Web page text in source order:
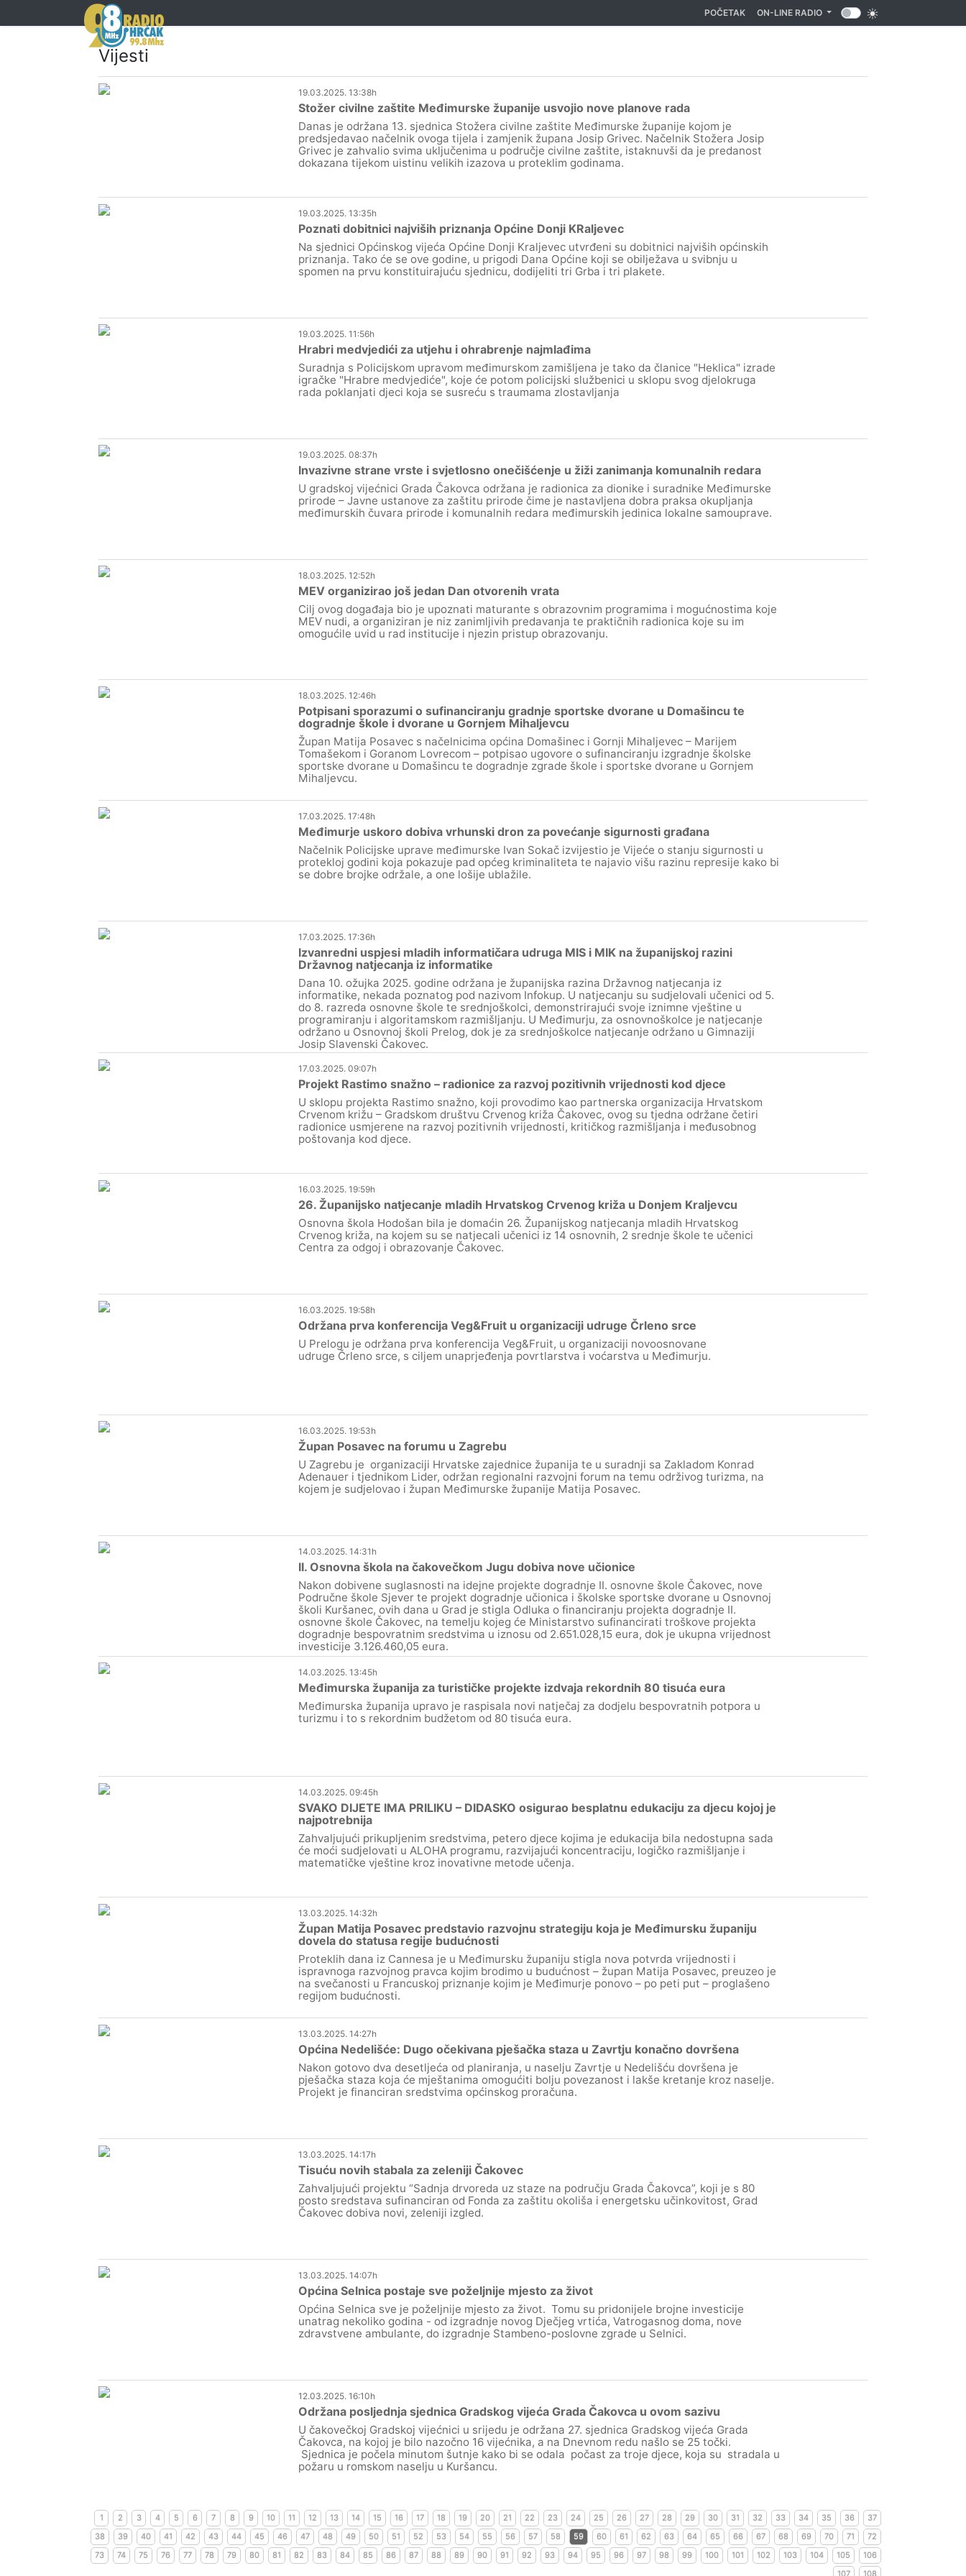
POČETAK(CURRENT)
ON-LINE RADIO
Vijesti
19.03.2025. 13:38h
Stožer civilne zaštite Međimurske županije usvojio nove planove rada
Danas je održana 13. sjednica Stožera civilne zaštite Međimurske županije kojom je
predsjedavao načelnik ovoga tijela i zamjenik župana Josip Grivec. Načelnik Stožera Josip
Grivec je zahvalio svima uključenima u područje civilne zaštite, istaknuvši da je predanost
dokazana tijekom uistinu velikih izazova u proteklim godinama.
19.03.2025. 13:35h
Poznati dobitnici najviših priznanja Općine Donji KRaljevec
Na sjednici Općinskog vijeća Općine Donji Kraljevec utvrđeni su dobitnici najviših općinskih
priznanja. Tako će se ove godine, u prigodi Dana Općine koji se obilježava u svibnju u
spomen na prvu konstituirajuću sjednicu, dodijeliti tri Grba i tri plakete.
19.03.2025. 11:56h
Hrabri medvjedići za utjehu i ohrabrenje najmlađima
Suradnja s Policijskom upravom međimurskom zamišljena je tako da članice "Heklica" izrade
igračke "Hrabre medvjediće", koje će potom policijski službenici u sklopu svog djelokruga
rada poklanjati djeci koja se susreću s traumama zlostavljanja
19.03.2025. 08:37h
Invazivne strane vrste i svjetlosno onečišćenje u žiži zanimanja komunalnih redara
U gradskoj vijećnici Grada Čakovca održana je radionica za dionike i suradnike Međimurske
prirode – Javne ustanove za zaštitu prirode čime je nastavljena dobra praksa okupljanja
međimurskih čuvara prirode i komunalnih redara međimurskih jedinica lokalne samouprave.
18.03.2025. 12:52h
MEV organizirao još jedan Dan otvorenih vrata
Cilj ovog događaja bio je upoznati maturante s obrazovnim programima i mogućnostima koje
MEV nudi, a organiziran je niz zanimljivih predavanja te praktičnih radionica koje su im
omogućile uvid u rad institucije i njezin pristup obrazovanju.
18.03.2025. 12:46h
Potpisani sporazumi o sufinanciranju gradnje sportske dvorane u Domašincu te
dogradnje škole i dvorane u Gornjem Mihaljevcu
Župan Matija Posavec s načelnicima općina Domašinec i Gornji Mihaljevec – Marijem
Tomašekom i Goranom Lovrecom – potpisao ugovore o sufinanciranju izgradnje školske
sportske dvorane u Domašincu te dogradnje zgrade škole i sportske dvorane u Gornjem
Mihaljevcu.
17.03.2025. 17:48h
Međimurje uskoro dobiva vrhunski dron za povećanje sigurnosti građana
Načelnik Policijske uprave međimurske Ivan Sokač izvijestio je Vijeće o stanju sigurnosti u
protekloj godini koja pokazuje pad općeg kriminaliteta te najavio višu razinu represije kako bi
se dobre brojke održale, a one lošije ublažile.
17.03.2025. 17:36h
Izvanredni uspjesi mladih informatičara udruga MIS i MIK na županijskoj razini
Državnog natjecanja iz informatike
Dana 10. ožujka 2025. godine održana je županijska razina Državnog natjecanja iz
informatike, nekada poznatog pod nazivom Infokup. U natjecanju su sudjelovali učenici od 5.
do 8. razreda osnovne škole te srednjoškolci, demonstrirajući svoje iznimne vještine u
programiranju i algoritamskom razmišljanju. U Međimurju, za osnovnoškolce je natjecanje
održano u Osnovnoj školi Prelog, dok je za srednjoškolce natjecanje održano u Gimnaziji
Josip Slavenski Čakovec.
17.03.2025. 09:07h
Projekt Rastimo snažno – radionice za razvoj pozitivnih vrijednosti kod djece
U sklopu projekta Rastimo snažno, koji provodimo kao partnerska organizacija Hrvatskom
Crvenom križu – Gradskom društvu Crvenog križa Čakovec, ovog su tjedna održane četiri
radionice usmjerene na razvoj pozitivnih vrijednosti, kritičkog razmišljanja i međusobnog
poštovanja kod djece.
16.03.2025. 19:59h
26. Županijsko natjecanje mladih Hrvatskog Crvenog križa u Donjem Kraljevcu
Osnovna škola Hodošan bila je domaćin 26. Županijskog natjecanja mladih Hrvatskog
Crvenog križa, na kojem su se natjecali učenici iz 14 osnovnih, 2 srednje škole te učenici
Centra za odgoj i obrazovanje Čakovec.
16.03.2025. 19:58h
Održana prva konferencija Veg&Fruit u organizaciji udruge Črleno srce
U Prelogu je održana prva konferencija Veg&Fruit, u organizaciji novoosnovane
udruge Črleno srce, s ciljem unaprjeđenja povrtlarstva i voćarstva u Međimurju.
16.03.2025. 19:53h
Župan Posavec na forumu u Zagrebu
U Zagrebu je organizaciji Hrvatske zajednice županija te u suradnji sa Zakladom Konrad
Adenauer i tjednikom Lider, održan regionalni razvojni forum na temu održivog turizma, na
kojem je sudjelovao i župan Međimurske županije Matija Posavec.
14.03.2025. 14:31h
II. Osnovna škola na čakovečkom Jugu dobiva nove učionice
Nakon dobivene suglasnosti na idejne projekte dogradnje II. osnovne škole Čakovec, nove
Područne škole Sjever te projekt dogradnje učionica i školske sportske dvorane u Osnovnoj
školi Kuršanec, ovih dana u Grad je stigla Odluka o financiranju projekta dogradnje II.
osnovne škole Čakovec, na temelju kojeg će Ministarstvo sufinancirati troškove projekta
dogradnje bespovratnim sredstvima u iznosu od 2.651.028,15 eura, dok je ukupna vrijednost
investicije 3.126.460,05 eura.
14.03.2025. 13:45h
Međimurska županija za turističke projekte izdvaja rekordnih 80 tisuća eura
Međimurska županija upravo je raspisala novi natječaj za dodjelu bespovratnih potpora u
turizmu i to s rekordnim budžetom od 80 tisuća eura.
14.03.2025. 09:45h
SVAKO DIJETE IMA PRILIKU – DIDASKO osigurao besplatnu edukaciju za djecu kojoj je
najpotrebnija
Zahvaljujući prikupljenim sredstvima, petero djece kojima je edukacija bila nedostupna sada
će moći sudjelovati u ALOHA programu, razvijajući koncentraciju, logičko razmišljanje i
matematičke vještine kroz inovativne metode učenja.
13.03.2025. 14:32h
Župan Matija Posavec predstavio razvojnu strategiju koja je Međimursku županiju
dovela do statusa regije budućnosti
Proteklih dana iz Cannesa je u Međimursku županiju stigla nova potvrda vrijednosti i
ispravnoga razvojnog pravca kojim brodimo u budućnost – župan Matija Posavec, preuzeo je
na svečanosti u Francuskoj priznanje kojim je Međimurje ponovo – po peti put – proglašeno
regijom budućnosti.
13.03.2025. 14:27h
Općina Nedelišće: Dugo očekivana pješačka staza u Zavrtju konačno dovršena
Nakon gotovo dva desetljeća od planiranja, u naselju Zavrtje u Nedelišću dovršena je
pješačka staza koja će mještanima omogućiti bolju povezanost i lakše kretanje kroz naselje.
Projekt je financiran sredstvima općinskog proračuna.
13.03.2025. 14:17h
Tisuću novih stabala za zeleniji Čakovec
Zahvaljujući projektu “Sadnja drvoreda uz staze na području Grada Čakovca”, koji je s 80
posto sredstava sufinanciran od Fonda za zaštitu okoliša i energetsku učinkovitost, Grad
Čakovec dobiva novi, zeleniji izgled.
13.03.2025. 14:07h
Općina Selnica postaje sve poželjnije mjesto za život
Općina Selnica sve je poželjnije mjesto za život. Tomu su pridonijele brojne investicije
unatrag nekoliko godina - od izgradnje novog Dječjeg vrtića, Vatrogasnog doma, nove
zdravstvene ambulante, do izgradnje Stambeno-poslovne zgrade u Selnici.
12.03.2025. 16:10h
Održana posljednja sjednica Gradskog vijeća Grada Čakovca u ovom sazivu
U čakovečkoj Gradskoj vijećnici u srijedu je održana 27. sjednica Gradskog vijeća Grada
Čakovca, na kojoj je bilo nazočno 16 vijećnika, a na Dnevnom redu našlo se 25 točki.
Sjednica je počela minutom šutnje kako bi se odala počast za troje djece, koja su stradala u
požaru u romskom naselju u Kuršancu.
1 2 3 4 5 6 7 8 9 10 11 12 13 14 15 16 17 18 19 20 21 22 23 24 25 26 27 28 29 30 31 32 33 34 35 36
37
38
39 40 41 42 43 44 45 46 47 48 49 50 51 52 53 54 55 56 57 58 59 60 61 62 63 64 65 66 67 68 69 70 71
72
73
74 75 76 77 78 79 80 81 82 83 84 85 86 87 88 89 90 91 92 93 94 95 96 97 98 99 100 101 102 103 104 105
106
107
108